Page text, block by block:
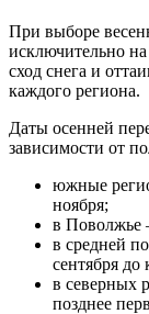
При выборе
исключительно
сход снега и
каждого региона.
Даты осенней
зависимости от
южные
ноября;
в Поволжье
в средней
сентября до
в северных
позднее